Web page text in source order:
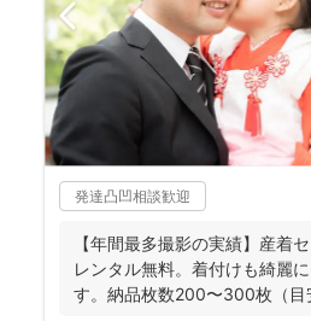
発達凸凹相談歓迎
【年間最多撮影の実績】産着
レンタル無料。着付けも綺麗
す。納品枚数200〜300枚（目